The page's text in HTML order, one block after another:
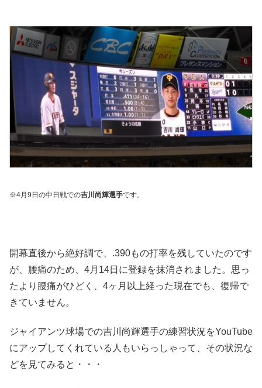
※4月9日の中日戦での吉川尚輝選手です。
開幕直後から絶好調で、.390もの打率を残していたのです
が、腰痛のため、4月14日に登録を抹消されました。思っ
たより腰痛がひどく、4ヶ月以上経った現在でも、復帰で
きていません。
ジャイアンツ球場での吉川尚輝選手の練習状況をYouTube
にアップしてくれている人もいらっしゃって、その状況な
どを見てみると・・・